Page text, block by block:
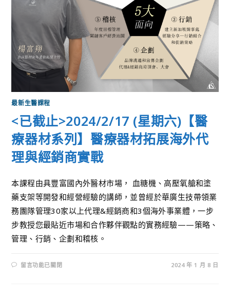
最新生醫課程
<已截止>2024/2/17 (星期六)【醫
療器材系列】醫療器材拓展海外代
理與經銷商實戰
本課程由具豐富國內外醫材市場， 血糖機、高壓氧艙和塗
藥支架等開發和經營經驗的講師，並曾經於華廣生技帶領業
務團隊管理30家以上代理&經銷商和3個海外事業體，一步
步教授您最貼近市場和合作夥伴觀點的實務經驗——策略、
管理、行銷、企劃和稽核。
留言功能已關閉 2024 年 1 月 8 日